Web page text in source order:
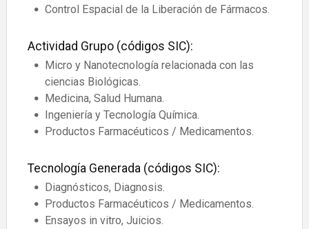
Control Espacial de la Liberación de Fármacos.
Actividad Grupo (códigos SIC):
Micro y Nanotecnología relacionada con las
ciencias Biológicas.
Medicina, Salud Humana.
Ingeniería y Tecnología Química.
Productos Farmacéuticos / Medicamentos.
Tecnología Generada (códigos SIC):
Diagnósticos, Diagnosis.
Productos Farmacéuticos / Medicamentos.
Ensayos in vitro, Juicios.